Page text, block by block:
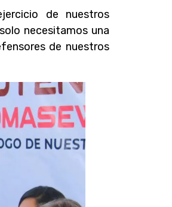
de nuestros
necesitamos una
de nuestros